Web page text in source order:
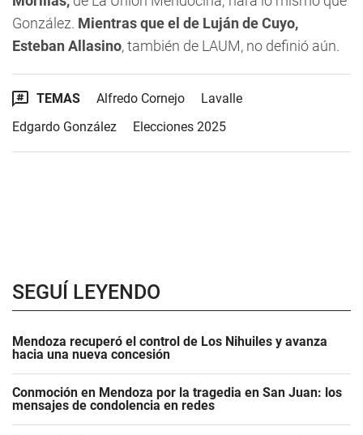
González. Mientras que el de Luján de Cuyo,
Esteban Allasino, también de LAUM, no definió aún.
TEMAS Alfredo Cornejo
Lavalle
Edgardo González
Elecciones 2025
SEGUÍ LEYENDO
Mendoza recuperó el control de Los Nihuiles y avanza
hacia una nueva concesión
Conmoción en Mendoza por la tragedia en San Juan: los
mensajes de condolencia en redes